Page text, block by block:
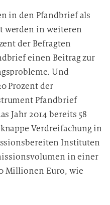
in den Pfandbrief als
werden in weiteren
der Befragten
einen Beitrag zur
Und
Prozent der
Pfandbrief
Jahr 2014 bereits 58
Verdreifachung in
Instituten
in einer
Millionen Euro, wie